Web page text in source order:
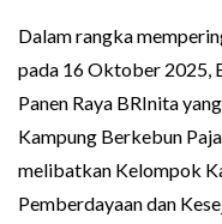
Dalam rangka
pada 16 Oktober 2025,
Panen Raya BRInita
Kampung Berkebun
melibatkan Kelompok
Pemberdayaan dan